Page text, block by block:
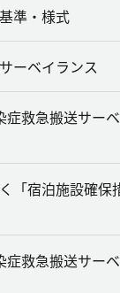
準・様式
ーベイランス
救急搬送サー
「宿泊施設確保
救急搬送サー